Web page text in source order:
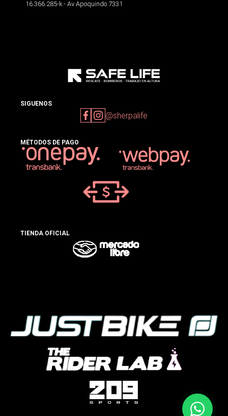
16.366.285-k - Av Apoquindo 7331
SIGUENOS
@sherpalife
MÉTODOS DE PAGO
TIENDA OFICIAL